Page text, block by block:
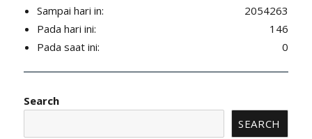
2054263
Sampai hari in:
146
Pada hari ini:
0
Pada saat ini:
Search
SEARCH